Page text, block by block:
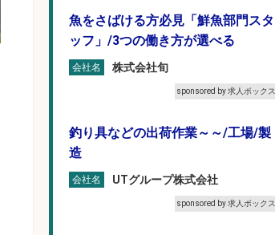
魚をさばける方必見「鮮魚部門スタ
ッフ」/3つの働き方が選べる
会社名 株式会社旬
sponsored by 求人ボックス
釣り具などの出荷作業～～/工場/製
造
会社名 UTグループ株式会社
sponsored by 求人ボックス